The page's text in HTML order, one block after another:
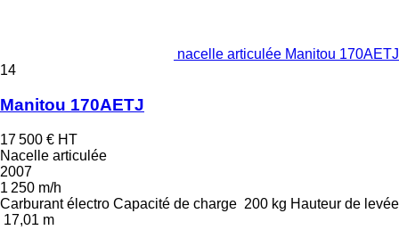
nacelle articulée Manitou 170AETJ
14
Manitou 170AETJ
17 500 € HT
Nacelle articulée
2007
1 250 m/h
Carburant électro Capacité de charge 200 kg Hauteur de levée
17,01 m